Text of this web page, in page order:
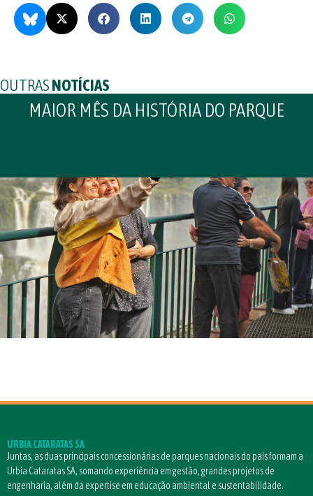
OUTRASNOTÍCIAS
MAIOR MÊS DA HISTÓRIA DO PARQUE
URBIA CATARATAS SA
Juntas, as duas principais concessionárias de parques nacionais do país formam a
Urbia Cataratas SA, somando experiência em gestão, grandes projetos de
engenharia, além da expertise em educação ambiental e sustentabilidade.